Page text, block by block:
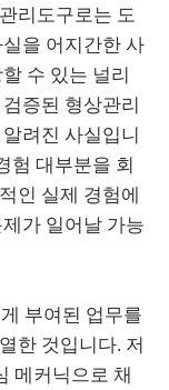
리도구로는 도
을 어지간한 사
수 있는 널리
증된 형상관리
려진 사실입니
험 대부분을 회
인 실제 경험에
가 일어날 가능
부여된 업무를
한 것입니다. 저
메커닉으로 채